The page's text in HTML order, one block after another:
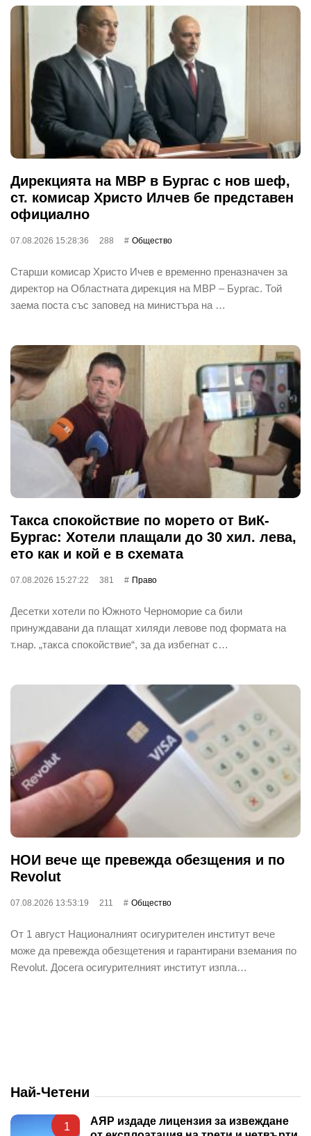
Дирекцията на МВР в Бургас с нов шеф,
ст. комисар Христо Илчев бе представен
официално
07.08.2026 15:28:36 288 Общество
Старши комисар Христо Ичев е временно преназначен за
директор на Областната дирекция на МВР – Бургас. Той
заема поста със заповед на министъра на …
Такса спокойствие по морето от ВиК-
Бургас: Хотели плащали до 30 хил. лева,
ето как и кой е в схемата
07.08.2026 15:27:22 381 Право
Десетки хотели по Южното Черноморие са били
принуждавани да плащат хиляди левове под формата на
т.нар. „такса спокойствие“, за да избегнат с…
НОИ вече ще превежда обезщения и по
Revolut
07.08.2026 13:53:19 211 Общество
От 1 август Националният осигурителен институт вече
може да превежда обезщетения и гарантирани вземания по
Revolut. Досега осигурителният институт изпла…
Най-Четени
1
АЯР издаде лицензия за извеждане